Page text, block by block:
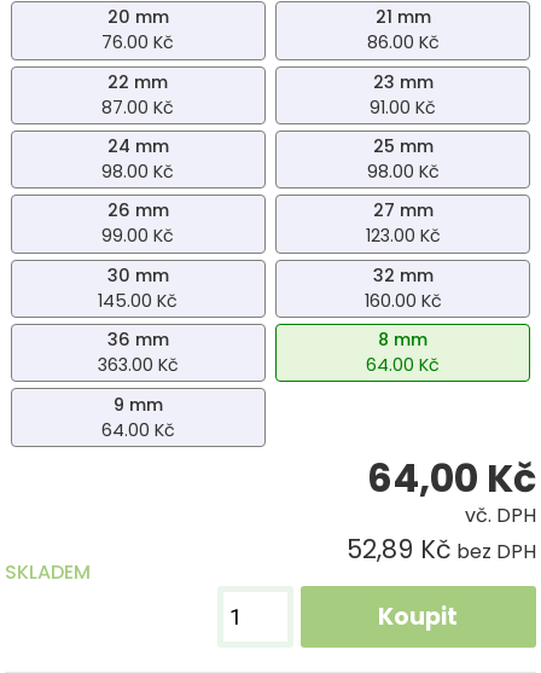
20 mm
76.00 Kč
21 mm
86.00 Kč
22 mm
87.00 Kč
23 mm
91.00 Kč
24 mm
98.00 Kč
25 mm
98.00 Kč
26 mm
99.00 Kč
27 mm
123.00 Kč
30 mm
145.00 Kč
32 mm
160.00 Kč
36 mm
363.00 Kč
8 mm
64.00 Kč
9 mm
64.00 Kč
SKLADEM
64,00 Kč
vč. DPH
52,89 Kč bez DPH
Koupit